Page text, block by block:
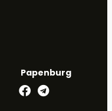
Papenburg